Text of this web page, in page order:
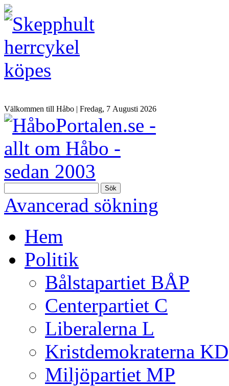
Välkommen till Håbo | Fredag, 7 Αugusti 2026
Sök
Avancerad sökning
Hem
Politik
Bålstapartiet BÅP
Centerpartiet C
Liberalerna L
Kristdemokraterna KD
Miljöpartiet MP